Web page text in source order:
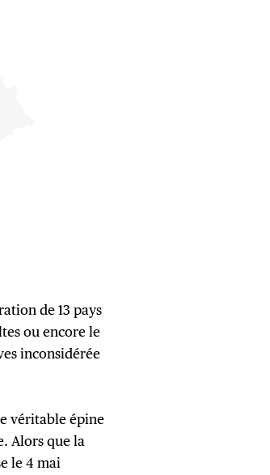
de 13 pays
ou encore le
inconsidérée
véritable épine
Alors que la
le 4 mai